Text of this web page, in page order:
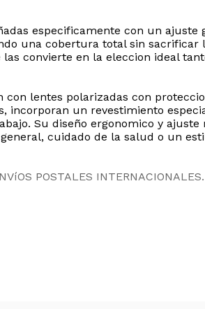
especificamente con un ajuste
una cobertura total sin sacrificar
convierte en la eleccion ideal
lentes polarizadas con
incorporan un revestimiento
Su diseño ergonomico y ajuste
cuidado de la salud o un
POSTALES INTERNACIONALES.